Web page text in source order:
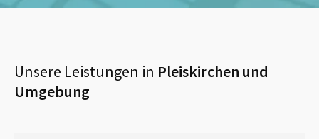
Unsere Leistungen in Pleiskirchen und
Umgebung